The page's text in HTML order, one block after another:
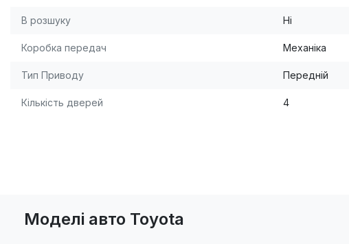
В розшуку Ні
Коробка передач Механіка
Тип Приводу Передній
Кількість дверей 4
Моделі авто Toyota